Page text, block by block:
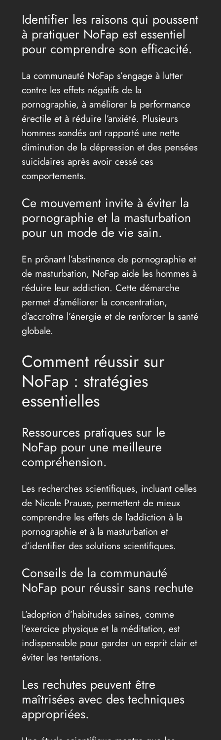
Identifier les raisons qui poussent
à pratiquer NoFap est essentiel
pour comprendre son efficacité.
La communauté NoFap s’engage à lutter
contre les effets négatifs de la
pornographie, à améliorer la performance
érectile et à réduire l’anxiété. Plusieurs
hommes sondés ont rapporté une nette
diminution de la dépression et des pensées
suicidaires après avoir cessé ces
comportements.
Ce mouvement invite à éviter la
pornographie et la masturbation
pour un mode de vie sain.
En prônant l’abstinence de pornographie et
de masturbation, NoFap aide les hommes à
réduire leur addiction. Cette démarche
permet d’améliorer la concentration,
d’accroître l’énergie et de renforcer la santé
globale.
Comment réussir sur
NoFap : stratégies
essentielles
Ressources pratiques sur le
NoFap pour une meilleure
compréhension.
Les recherches scientifiques, incluant celles
de Nicole Prause, permettent de mieux
comprendre les effets de l’addiction à la
pornographie et à la masturbation et
d’identifier des solutions scientifiques.
Conseils de la communauté
NoFap pour réussir sans rechute
L’adoption d’habitudes saines, comme
l’exercice physique et la méditation, est
indispensable pour garder un esprit clair et
éviter les tentations.
Les rechutes peuvent être
maîtrisées avec des techniques
appropriées.